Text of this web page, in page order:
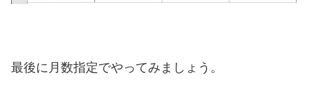
最後に月数指定でやってみましょう。